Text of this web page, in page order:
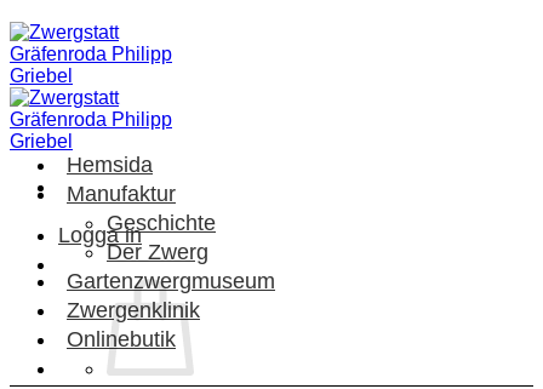
Skip
to
content
Logga in
Hemsida
Manufaktur
Geschichte
Der Zwerg
Gartenzwergmuseum
Zwergenklinik
Onlinebutik